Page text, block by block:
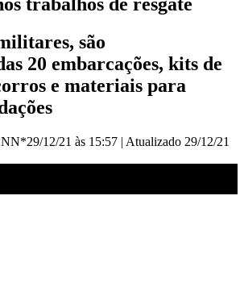
são
20 embarcações, kits de
e materiais para
29/12/21 às 15:57 | Atualizado 29/12/21